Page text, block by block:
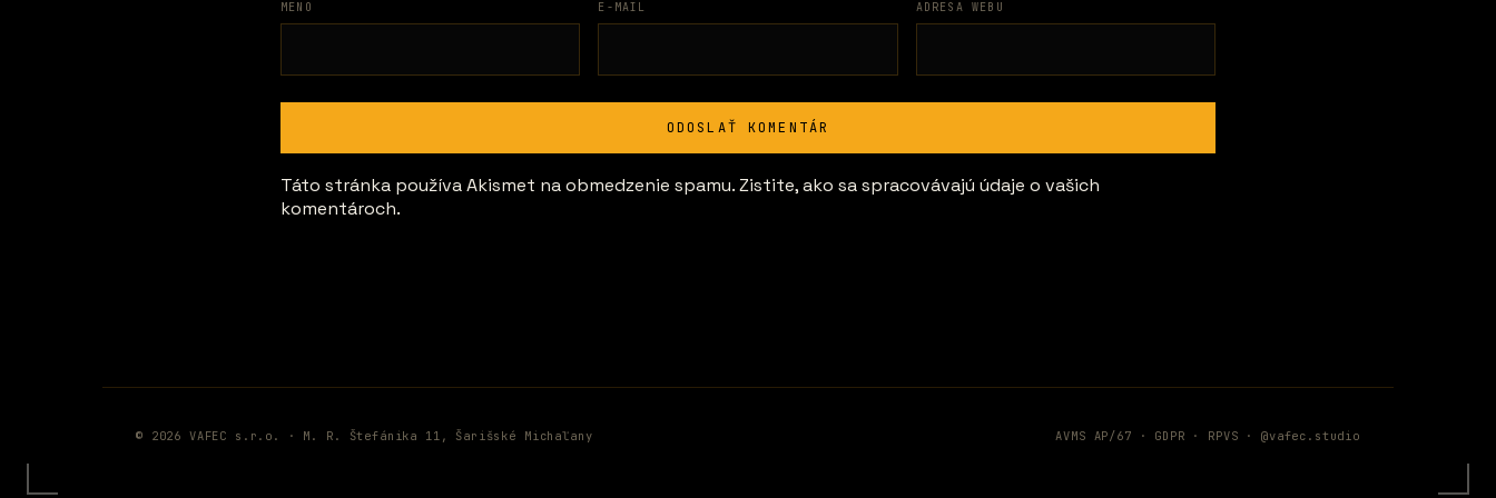
MENO
E-MAIL ADRESA WEBU
Táto stránka používa Akismet na obmedzenie spamu.Zistite, ako sa spracovávajú údaje o vašich
komentároch.
© 2026 VAFEC s.r.o. · M. R. Štefánika 11, Šarišské Michaľany AVMS AP/67 · GDPR · RPVS ·@vafec.studio